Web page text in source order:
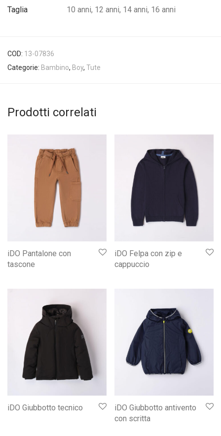
Taglia 10 anni, 12 anni, 14 anni, 16 anni
COD: 13-07836
Categorie: Bambino, Boy, Tute
Prodotti correlati
iDO Pantalone con
tascone
iDO Felpa con zip e
cappuccio
iDO Giubbotto tecnico
iDO Giubbotto antivento
con scritta